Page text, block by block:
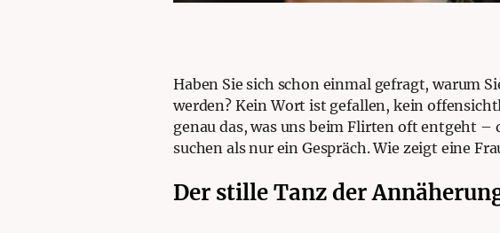
Haben Sie sich schon einmal gefragt, warum
werden? Kein Wort ist gefallen, kein
genau das, was uns beim Flirten oft entgeht –
suchen als nur ein Gespräch. Wie zeigt eine
Der stille Tanz der